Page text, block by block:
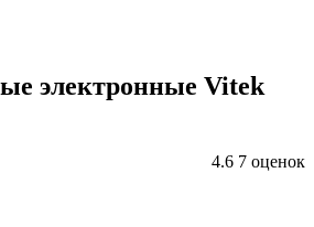
электронные Vitek
4.6 7 оценок